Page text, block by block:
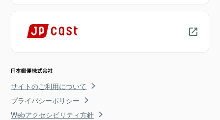
サイトのご利用について
プライバシーポリシー
Webアクセシビリティ方針